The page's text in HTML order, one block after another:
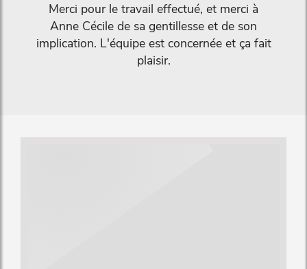
Merci pour le travail effectué, et merci à
Anne Cécile de sa gentillesse et de son
implication. L'équipe est concernée et ça fait
plaisir.